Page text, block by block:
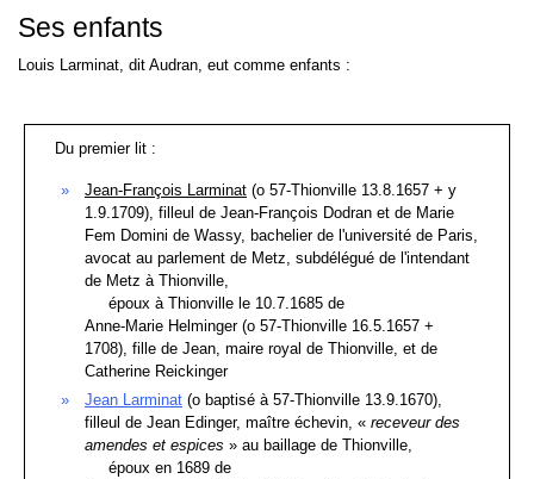
Ses enfants
Louis Larminat, dit Audran, eut comme enfants :
Du premier lit :
Jean-François Larminat (o 57-Thionville 13.8.1657 + y
1.9.1709), filleul de Jean-François Dodran et de Marie
Fem Domini de Wassy, bachelier de l'université de Paris,
avocat au parlement de Metz, subdélégué de l'intendant
de Metz à Thionville,
époux à Thionville le 10.7.1685 de
Anne-Marie Helminger (o 57-Thionville 16.5.1657 +
1708), fille de Jean, maire royal de Thionville, et de
Catherine Reickinger
Jean Larminat (o baptisé à 57-Thionville 13.9.1670),
filleul de Jean Edinger, maître échevin, « receveur des
amendes et espices » au baillage de Thionville,
époux en 1689 de